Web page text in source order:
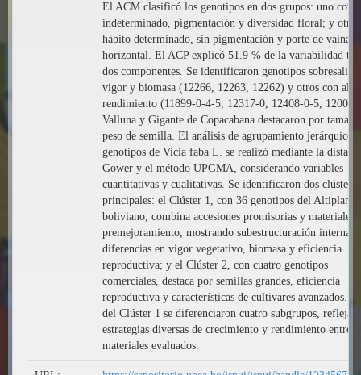
El ACM clasificó los genotipos en dos grupos: uno con
indeterminado, pigmentación y diversidad floral; y otro
hábito determinado, sin pigmentación y porte de vaina
horizontal. El ACP explicó 51.9 % de la variabilidad
dos componentes. Se identificaron genotipos
vigor y biomasa (12266, 12263, 12262) y otros con alto
rendimiento (11899-0-4-5, 12317-0, 12408-0-5, 12007-
Valluna y Gigante de Copacabana destacaron por
peso de semilla. El análisis de agrupamiento jerárquico
genotipos de Vicia faba L. se realizó mediante la
Gower y el método UPGMA, considerando variables
cuantitativas y cualitativas. Se identificaron dos clústeres
principales: el Clúster 1, con 36 genotipos del Altiplano
boliviano, combina accesiones promisorias y materiales
premejoramiento, mostrando subestructuración interna
diferencias en vigor vegetativo, biomasa y eficiencia
reproductiva; y el Clúster 2, con cuatro genotipos
comerciales, destaca por semillas grandes, eficiencia
reproductiva y características de cultivares avanzados.
del Clúster 1 se diferenciaron cuatro subgrupos,
estrategias diversas de crecimiento y rendimiento entre
materiales evaluados.